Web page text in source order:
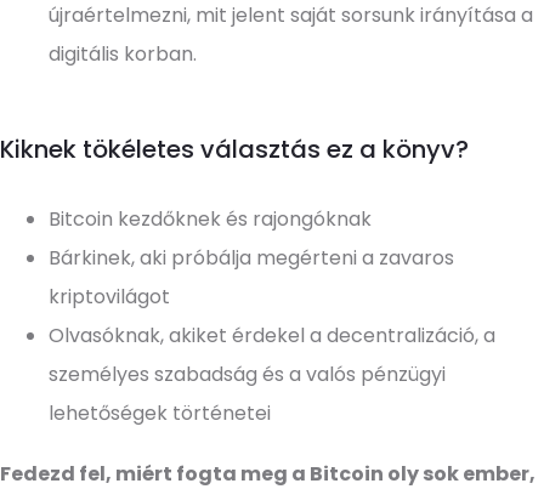
újraértelmezni, mit jelent saját sorsunk irányítása a
digitális korban.
Kiknek tökéletes választás ez a könyv?
Bitcoin kezdőknek és rajongóknak
Bárkinek, aki próbálja megérteni a zavaros
kriptovilágot
Olvasóknak, akiket érdekel a decentralizáció, a
személyes szabadság és a valós pénzügyi
lehetőségek történetei
Fedezd fel, miért fogta meg a Bitcoin oly sok ember,